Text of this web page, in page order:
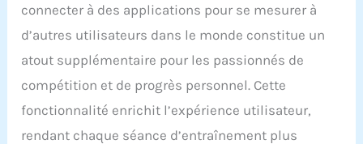
connecter à des applications pour se mesurer à
d’autres utilisateurs dans le monde constitue un
atout supplémentaire pour les passionnés de
compétition et de progrès personnel. Cette
fonctionnalité enrichit l’expérience utilisateur,
rendant chaque séance d’entraînement plus